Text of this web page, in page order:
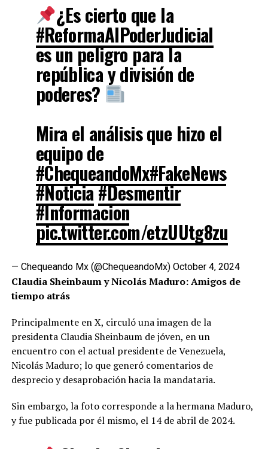
¿Es cierto que la
#ReformaAlPoderJudicial
es un peligro para la
república y división de
poderes?
Mira el análisis que hizo el
equipo de
#ChequeandoMx#FakeNews
#Noticia#Desmentir
#Informacion
pic.twitter.com/etzUUtg8zu
— Chequeando Mx (@ChequeandoMx) October 4, 2024
Claudia Sheinbaum y Nicolás Maduro: Amigos de
tiempo atrás
Principalmente en X, circuló una imagen de la
presidenta Claudia Sheinbaum de jóven, en un
encuentro con el actual presidente de Venezuela,
Nicolás Maduro; lo que generó comentarios de
desprecio y desaprobación hacia la mandataria.
Sin embargo, la foto corresponde a la hermana Maduro,
y fue publicada por él mismo, el 14 de abril de 2024.